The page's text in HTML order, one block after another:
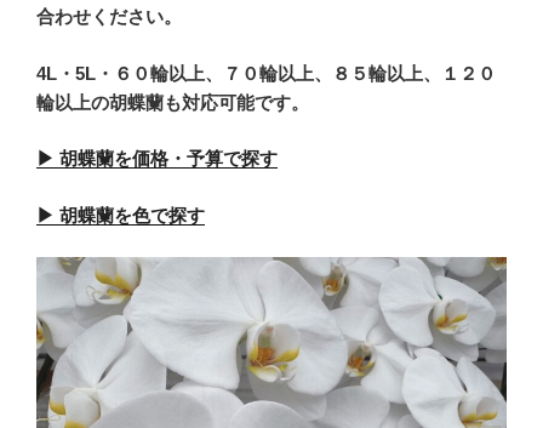
合わせください。
4L・5L・６０輪以上、７０輪以上、８５輪以上、１２０
輪以上の胡蝶蘭も対応可能です。
▶ 胡蝶蘭を価格・予算で探す
▶ 胡蝶蘭を色で探す